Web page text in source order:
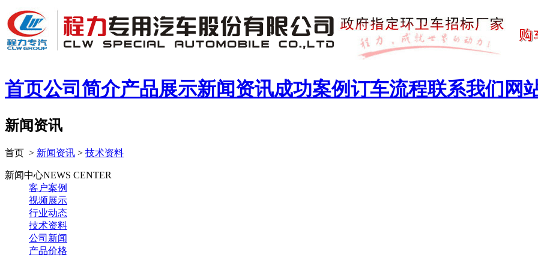
首页公司简介产品展示新闻资讯成功案例订车流程联系我们 网
新闻资讯
首页 > 新闻资讯 > 技术资料
新闻中心NEWS CENTER
客户案例
视频展示
行业动态
技术资料
公司新闻
产品价格